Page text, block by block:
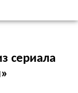
сериала